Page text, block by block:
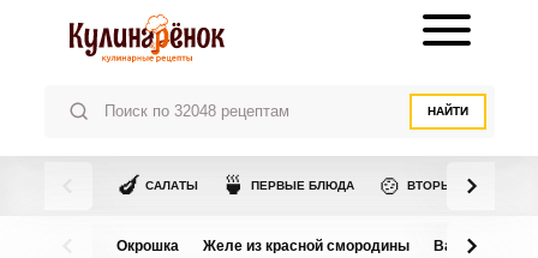
НАЙТИ
🍆 САЛАТЫ 🍵 ПЕРВЫЕ БЛЮДА 🍲 ВТОРЫЕ БЛЮДА
Окрошка Желе из красной смородины Варенье из